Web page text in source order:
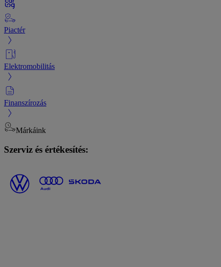
Piactér
Elektromobilitás
Finanszírozás
Márkáink
Szerviz és értékesítés: